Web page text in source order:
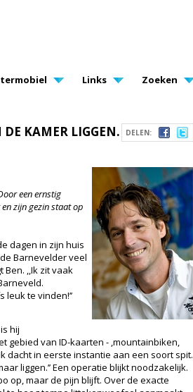
Links Zoeken
DELEN:
KAMER LIGGEN.
een ernstig
zijn gezin staat op
dagen in zijn huis
Barnevelder veel
Ben. ,,Ik zit vaak
te vinden!’’
hij
gebied van ID-kaarten - ,mountainbiken,
dacht in eerste instantie aan een soort spit.
liggen.’’ Een operatie blijkt noodzakelijk.
op, maar de pijn blijft. Over de exacte